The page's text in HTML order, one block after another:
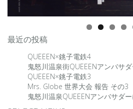
最近の投稿
QUEEEN×銚子電鉄4
鬼怒川温泉街QUEEENアンバサ
QUEEEN×銚子電鉄3
Mrs. Globe 世界大会 報告 その3
鬼怒川温泉QUEEENアンバサダ